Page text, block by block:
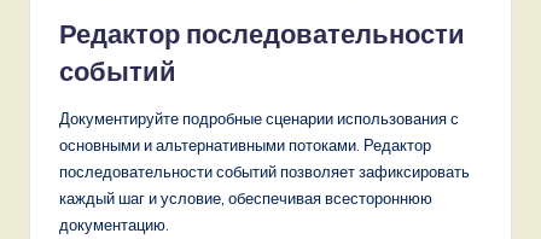
Редактор последовательности
событий
Документируйте подробные сценарии использования с
основными и альтернативными потоками. Редактор
последовательности событий позволяет зафиксировать
каждый шаг и условие, обеспечивая всестороннюю
документацию.